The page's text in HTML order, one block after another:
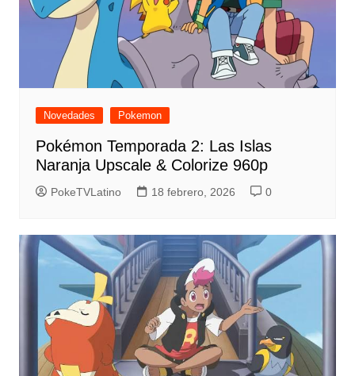
Novedades Pokemon
Pokémon Temporada 2: Las Islas
Naranja Upscale & Colorize 960p
PokeTVLatino 18 febrero, 2026 0